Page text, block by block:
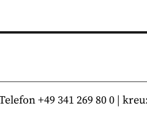
+49 341 269 80 0 |